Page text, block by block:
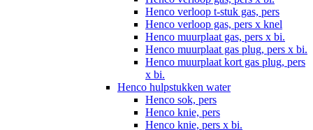
Henco verloop t-stuk gas, pers
Henco verloop gas, pers x knel
Henco muurplaat gas, pers x bi.
Henco muurplaat gas plug, pers x bi.
Henco muurplaat kort gas plug, pers
x bi.
Henco hulpstukken water
Henco sok, pers
Henco knie, pers
Henco knie, pers x bi.